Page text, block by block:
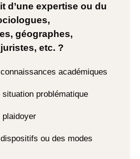
d’une expertise ou du
géographes,
etc. ?
académiques
problématique
plaidoyer
ou des modes